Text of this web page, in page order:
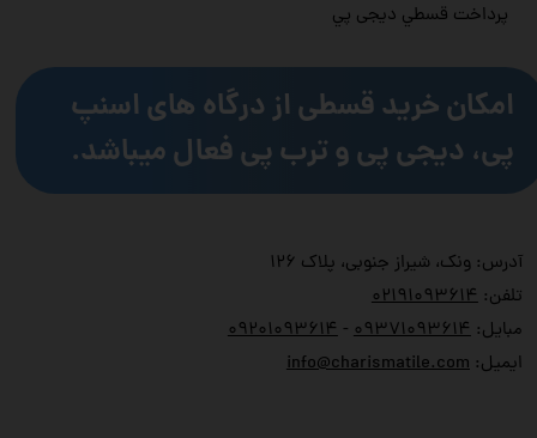
آدرس: ونک، شیراز جنوبی، پلاک ۱۲۶
تلفن:
۰۲۱۹۱۰۹۳۶۱۴
مبایل:
۰۹۳۷۱۰۹۳۶۱۴ - ۰۹۲۰۱۰۹۳۶۱۴
ایمیل:info@charismatile.com
پرداخت قسطي دیجی پي
امکان خرید قسطی از درگاه های اسنپ
پی، دیجی پی و ترب پی فعال میباشد.